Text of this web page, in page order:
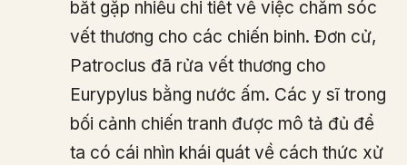
bắt gặp nhiều chi tiết về việc chăm sóc
vết thương cho các chiến binh. Đơn cử,
Patroclus đã rửa vết thương cho
Eurypylus bằng nước ấm. Các y sĩ trong
bối cảnh chiến tranh được mô tả đủ để
ta có cái nhìn khái quát về cách thức xử